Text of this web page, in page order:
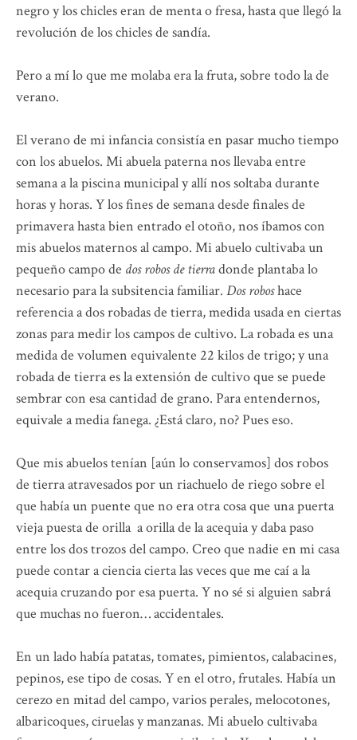
negro y los chicles eran de menta o fresa, hasta que llegó la
revolución de los chicles de sandía.
Pero a mí lo que me molaba era la fruta, sobre todo la de
verano.
El verano de mi infancia consistía en pasar mucho tiempo
con los abuelos. Mi abuela paterna nos llevaba entre
semana a la piscina municipal y allí nos soltaba durante
horas y horas. Y los fines de semana desde finales de
primavera hasta bien entrado el otoño, nos íbamos con
mis abuelos maternos al campo. Mi abuelo cultivaba un
pequeño campo de dos robos de tierradonde plantaba lo
necesario para la subsitencia familiar. Dos roboshace
referencia a dos robadas de tierra, medida usada en ciertas
zonas para medir los campos de cultivo. La robada es una
medida de volumen equivalente 22 kilos de trigo; y una
robada de tierra es la extensión de cultivo que se puede
sembrar con esa cantidad de grano. Para entendernos,
equivale a media fanega. ¿Está claro, no? Pues eso.
Que mis abuelos tenían [aún lo conservamos] dos robos
de tierra atravesados por un riachuelo de riego sobre el
que había un puente que no era otra cosa que una puerta
vieja puesta de orilla a orilla de la acequia y daba paso
entre los dos trozos del campo. Creo que nadie en mi casa
puede contar a ciencia cierta las veces que me caí a la
acequia cruzando por esa puerta. Y no sé si alguien sabrá
que muchas no fueron… accidentales.
En un lado había patatas, tomates, pimientos, calabacines,
pepinos, ese tipo de cosas. Y en el otro, frutales. Había un
cerezo en mitad del campo, varios perales, melocotones,
albaricoques, ciruelas y manzanas. Mi abuelo cultivaba